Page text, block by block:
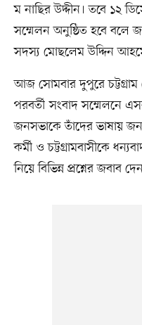
ম নাছির উদ্দীন। তবে ১২
সম্মেলন অনুষ্ঠিত হবে বলে
সদস্য মোছলেম উদ্দিন
আজ সোমবার দুপুরে চট্টগ্রাম
পরবর্তী সংবাদ সম্মেলনে
জনসভাকে তাঁদের ভাষায়
কর্মী ও চট্টগ্রামবাসীকে
নিয়ে বিভিন্ন প্রশ্নের জবাব